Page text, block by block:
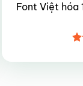
Font Việt hóa